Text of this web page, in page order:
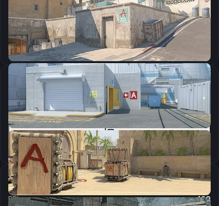
CSGO-k5aGx-DJWrV-E5UyA-XT49M-LtDmQ
Скопировать
Параметры запуска
-freq 240 -novid -tickrate 128 +rate 786432 -high
Скопировать
Настройки мыши
DPI:
400